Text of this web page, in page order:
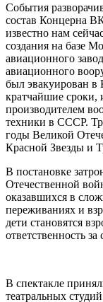
События
состав Концерна
известно нам
создания на базе
авиационного
авиационного
был эвакуирован в
кратчайшие сроки,
производителем
техники в СССР.
годы Великой
Красной Звезды и
В постановке
Отечественной
оказавшихся в
переживаниях и
дети становятся
ответственность за
В спектакле
театральных